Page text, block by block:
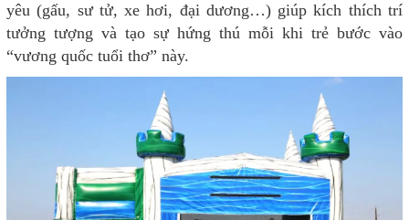
yêu (gấu, sư tử, xe hơi, đại dương…) giúp kích thích trí
tưởng tượng và tạo sự hứng thú mỗi khi trẻ bước vào
“vương quốc tuổi thơ” này.